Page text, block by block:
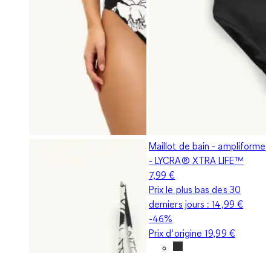
Maillot de bain - ampliforme
- LYCRA® XTRA LIFE™
7,99 €
Prix le plus bas des 30
derniers jours :14,99 €
-46%
Prix d‘origine19,99 €